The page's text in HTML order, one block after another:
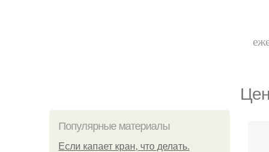
Популярные материалы
Если капает кран, что делать.